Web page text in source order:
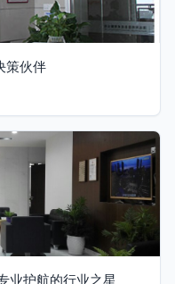
策伙伴
业护航的行业之星